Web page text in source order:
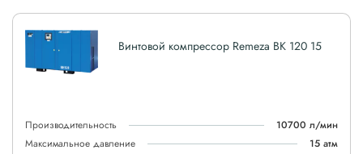
Винтовой компрессор Remeza ВК 120 15
Производительность
10700 л/мин
Максимальное давление
15 атм